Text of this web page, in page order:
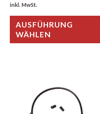
inkl. MwSt.
AUSFÜHRUNG
WÄHLEN